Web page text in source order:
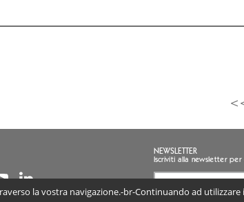
NEWSLETTER
Iscriviti alla newsletter
Acconsento al
la vostra navigazione.-br-Continuando ad